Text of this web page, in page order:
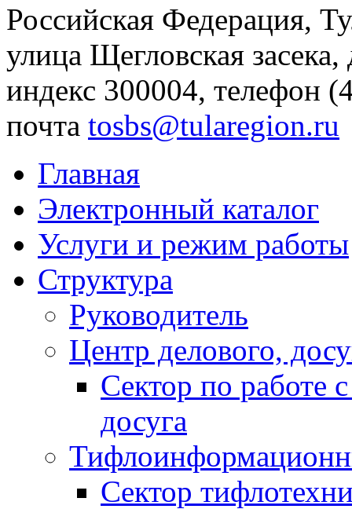
Российская Федерация,
улица Щегловская
индекс 300004, телефон
почта tosbs@tularegion.ru
Главная
Электронный каталог
Услуги и режим работы
Структура
Руководитель
Центр делового,
Сектор по работе
досуга
Сектор